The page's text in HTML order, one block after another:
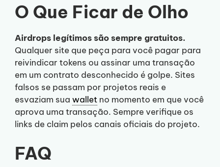
O Que Ficar de Olho
Airdrops legítimos são sempre gratuitos.
Qualquer site que peça para você pagar para
reivindicar tokens ou assinar uma transação
em um contrato desconhecido é golpe. Sites
falsos se passam por projetos reais e
esvaziam sua wallet no momento em que você
aprova uma transação. Sempre verifique os
links de claim pelos canais oficiais do projeto.
FAQ